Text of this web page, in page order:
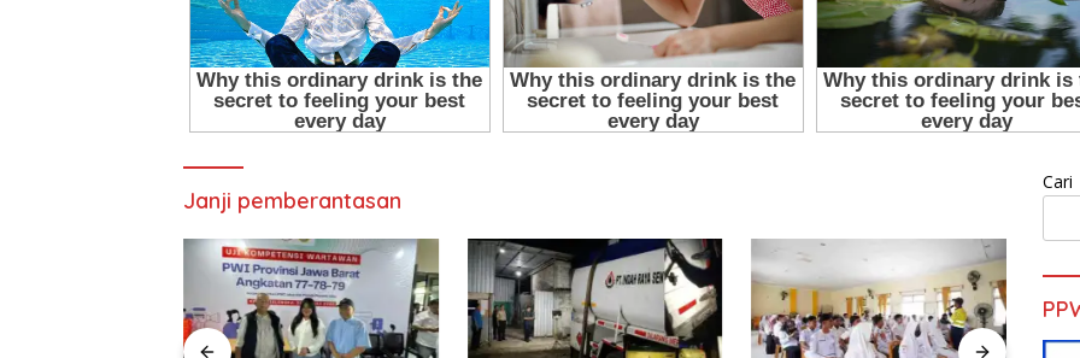
Janji pemberantasan
Cari